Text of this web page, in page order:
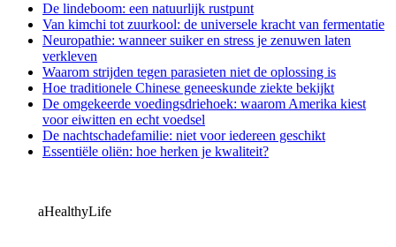
De lindeboom: een natuurlijk rustpunt
Van kimchi tot zuurkool: de universele kracht van fermentatie
Neuropathie: wanneer suiker en stress je zenuwen laten
verkleven
Waarom strijden tegen parasieten niet de oplossing is
Hoe traditionele Chinese geneeskunde ziekte bekijkt
De omgekeerde voedingsdriehoek: waarom Amerika kiest
voor eiwitten en echt voedsel
De nachtschadefamilie: niet voor iedereen geschikt
Essentiële oliën: hoe herken je kwaliteit?
aHealthyLife